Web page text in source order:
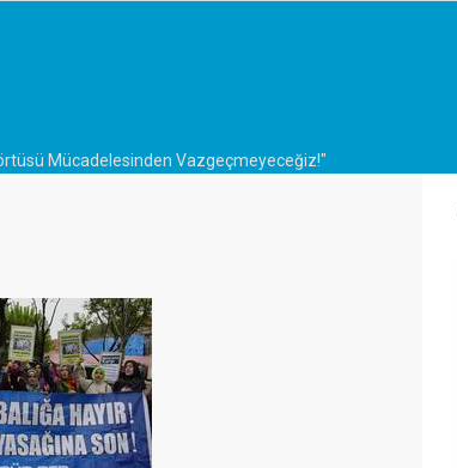
Mücadelesinden Vazgeçmeyeceğiz!"